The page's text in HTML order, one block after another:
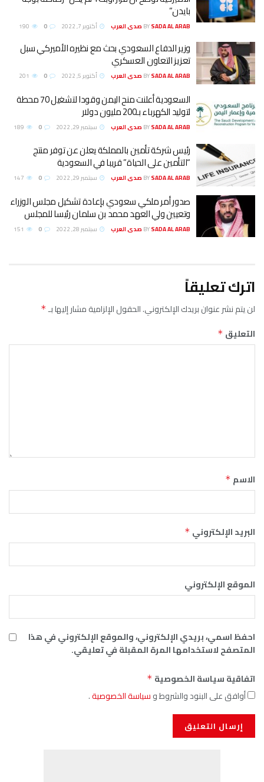
بايدن”
BYSADA AL ARAB صدى العرب أكتوبر 7, 2022
وزير الدفاع السعودي بحث مع نظيره الأميركي سبل
تعزيز التعاون العسكري
BYSADA AL ARAB صدى العرب أكتوبر 5, 2022
السعودية أعلنت منح اليمن وقودا لتشغيل 70 محطة
لتوليد الكهرباء بـ200 مليون دولار
BYSADA AL ARAB صدى العرب سبتمبر 29, 2022
‏رئيس شركة تأمين بالمملكة يعلن عن توفر منتج
“التأمين على الحياة” قريبا في السعودية
BYSADA AL ARAB صدى العرب سبتمبر 29, 2022
صدور أمر ملكي سعودي بإعادة تشكيل مجلس الوزراء
وتعيين ولي العهد محمد بن سلمان رئيسا للمجلس
BYSADA AL ARAB صدى العرب سبتمبر 28, 2022
اترك تعليقاً
لن يتم نشر عنوان بريدك الإلكتروني.الحقول الإلزامية مشار إليها بـ*
التعليق *
الاسم *
البريد الإلكتروني *
الموقع الإلكتروني
احفظ اسمي، بريدي الإلكتروني، والموقع الإلكتروني في هذا
المتصفح لاستخدامها المرة المقبلة في تعليقي.
اتفاقية سياسة الخصوصية *
أوافق على البنود والشروط وسياسة الخصوصية.